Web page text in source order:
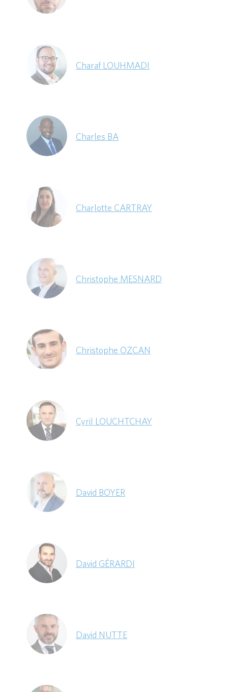
Charaf LOUHMADI
Charles BA
Charlotte CARTRAY
Christophe MESNARD
Christophe OZCAN
Cyril LOUCHTCHAY
David BOYER
David GÉRARDI
David NUTTE